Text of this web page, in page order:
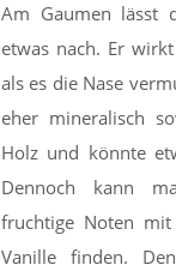
Am Gaumen lässt
etwas nach. Er
als es die Nase
eher mineralisch
Holz und könnte
Dennoch kann
fruchtige Noten
Vanille finden.